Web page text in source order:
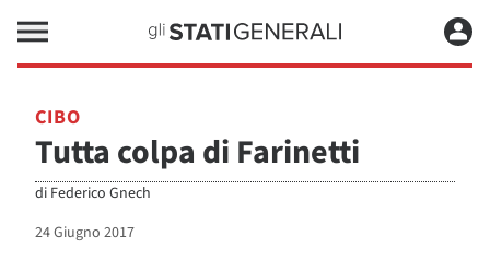
CIBO
Tutta colpa di Farinetti
di Federico Gnech
24 Giugno 2017